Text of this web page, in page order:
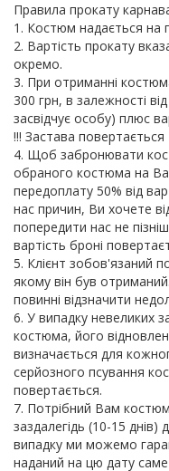
Правила прокату
1. Костюм надається на
2. Вартість прокату
окремо.
3. При отриманні
300 грн, в залежності
засвідчує особу) плюс
!!! Застава
4. Щоб забронювати
обраного костюма на
передоплату 50% від
нас причин, Ви хочете
попередити нас не
вартість броні
5. Клієнт зобов'язаний
якому він був
повинні відзначити
6. У випадку невеликих
костюма, його
визначається для
серйозного псування
повертається.
7. Потрібний Вам
заздалегідь (10-15
випадку ми можемо
наданий на цю дату